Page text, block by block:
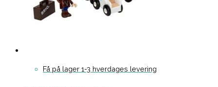
Få på lager 1-3 hverdages levering